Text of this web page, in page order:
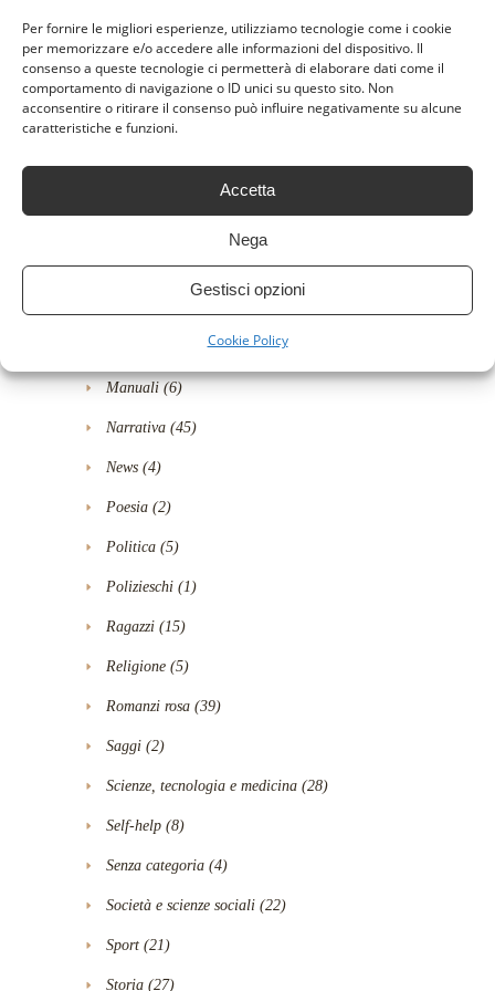
Per fornire le migliori esperienze, utilizziamo tecnologie come i cookie
per memorizzare e/o accedere alle informazioni del dispositivo. Il
consenso a queste tecnologie ci permetterà di elaborare dati come il
comportamento di navigazione o ID unici su questo sito. Non
acconsentire o ritirare il consenso può influire negativamente su alcune
caratteristiche e funzioni.
Accetta
Nega
Gestisci opzioni
Cookie Policy
Fumetti e manga(18)
Gialli(5)
Gialli e Thriller(49)
Letteratura e narrativa(25)
Libri per bambini(5)
Manuali (6)
Narrativa (45)
News (4)
Poesia (2)
Politica (5)
Polizieschi (1)
Ragazzi (15)
Religione (5)
Romanzi rosa (39)
Saggi (2)
Scienze, tecnologia e medicina (28)
Self-help (8)
Senza categoria (4)
Società e scienze sociali (22)
Sport (21)
Storia (27)